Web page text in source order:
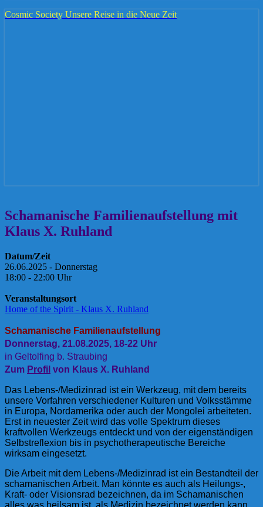
Cosmic Society Unsere Reise in die Neue Zeit
Schamanische
Familienaufstellung
mit
X.
Ruhland
Schamanische Familienaufstellung mit
Klaus X. Ruhland
Datum/Zeit
26.06.2025 - Donnerstag
18:00 - 22:00 Uhr
Veranstaltungsort
Home of the Spirit - Klaus X. Ruhland
Schamanische Familienaufstellung
Donnerstag, 21.08.2025, 18-22 Uhr
in Geltolfing b. Straubing
Zum Profil von Klaus X. Ruhland
Das Lebens-/Medizinrad ist ein Werkzeug, mit dem bereits
unsere Vorfahren verschiedener Kulturen und Volksstämme
in Europa, Nordamerika oder auch der Mongolei arbeiteten.
Erst in neuester Zeit wird das volle Spektrum dieses
kraftvollen Werkzeugs entdeckt und von der eigenständigen
Selbstreflexion bis in psychotherapeutische Bereiche
wirksam eingesetzt.
Die Arbeit mit dem Lebens-/Medizinrad ist ein Bestandteil der
schamanischen Arbeit. Man könnte es auch als Heilungs-,
Kraft- oder Visionsrad bezeichnen, da im Schamanischen
alles was heilsam ist, als Medizin bezeichnet werden kann.